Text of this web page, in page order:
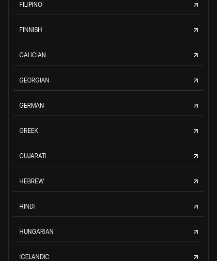
FILIPINO
FINNISH
GALICIAN
GEORGIAN
GERMAN
GREEK
GUJARATI
HEBREW
HINDI
HUNGARIAN
ICELANDIC